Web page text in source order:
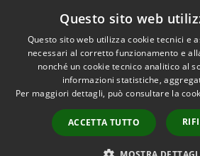
Dichiarazione di accessibilità
Accessibilità
Questo sito web
Questo sito web utilizza cookie tecnici e
necessari al corretto funzionamento e
nonché un cookie tecnico analitico al
informazioni statistiche,
Per maggiori dettagli, può consultare la
ACCETTA TUTTO